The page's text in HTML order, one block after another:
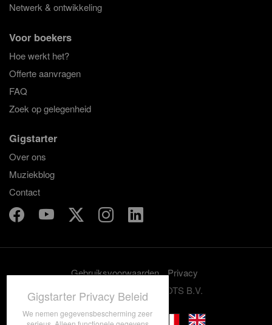
Netwerk & ontwikkeling
Voor boekers
Hoe werkt het?
Offerte aanvragen
FAQ
Zoek op gelegenheid
Gigstarter
Over ons
Muziekblog
Contact
Gebruiksvoorwaarden
Privacy
© 2012-2026 GRASSROOTS B.V.
Gigstarter Privacy Beleid
We nemen gegevensbescherming zeer